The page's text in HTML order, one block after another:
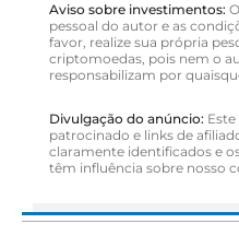
Aviso sobre investimentos:
pessoal do autor e as
favor, realize sua própria
criptomoedas, pois nem o
responsabilizam por
Divulgação do anúncio:
patrocinado e links de
claramente identificados e
têm influência sobre nosso